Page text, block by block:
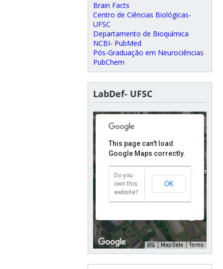
Brain Facts
Centro de Ciências Biológicas-
UFSC
Departamento de Bioquímica
NCBI- PubMed
Pós-Graduação em Neurociências
PubChem
LabDef- UFSC
For
For development purposes only
Map Data Terms
This page can't load
Google Maps correctly.
Do you
own this
website?
OK